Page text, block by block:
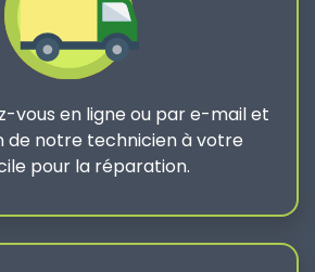
vous en ligne ou par e-mail et
de notre technicien à votre
pour la réparation.